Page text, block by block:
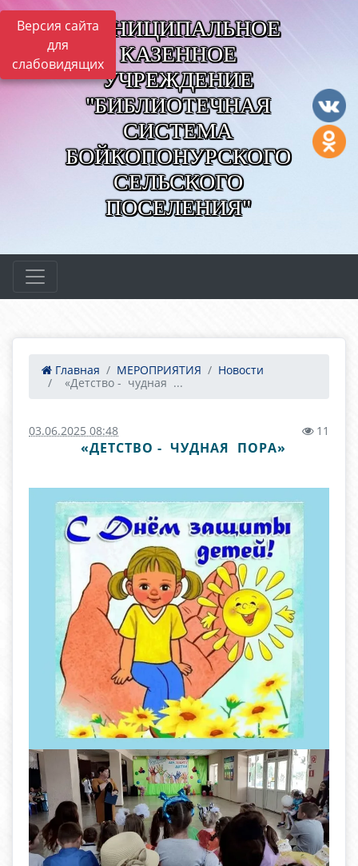
Версия сайта
для
слабовидящих
МУНИЦИПАЛЬНОЕ
КАЗЕННОЕ
УЧРЕЖДЕНИЕ
"БИБЛИОТЕЧНАЯ
СИСТЕМА
БОЙКОПОНУРСКОГО
СЕЛЬСКОГО
ПОСЕЛЕНИЯ"
Главная МЕРОПРИЯТИЯ
Новости
«Детство - чудная ...
03.06.2025 08:48 11
«ДЕТСТВО - ЧУДНАЯ ПОРА»